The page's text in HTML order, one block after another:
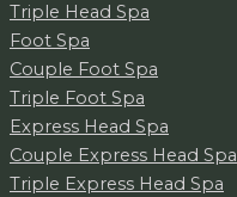
Triple Head Spa
Foot Spa
Couple Foot Spa
Triple Foot Spa
Express Head Spa
Couple Express Head Spa
Triple Express Head Spa